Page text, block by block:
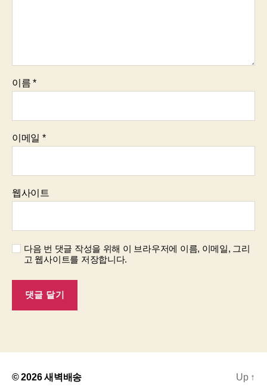
이름*
이메일 *
웹사이트
다음 번 댓글 작성을 위해 이 브라우저에 이름, 이메일, 그리
고 웹사이트를 저장합니다.
© 2026새벽배송 Up ↑